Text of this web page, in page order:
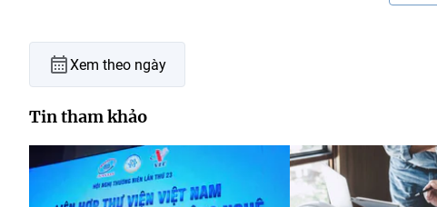
Xem theo ngày
Tin tham khảo